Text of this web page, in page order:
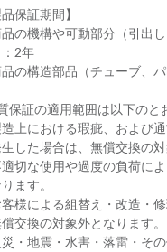
品保証期間】
品の機構や可動部分（引出
：2年
品の構造部品（チューブ、
保証の適用範囲は以下のと
造上における瑕疵、および
した場合は、無償交換の
適切な使用や過度の負荷に
ます。
客様による組替え・改造・
交換の対象外となります。
災・地震・水害・落雷・そ